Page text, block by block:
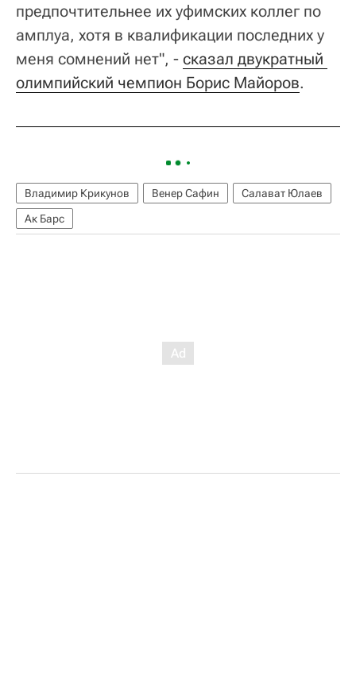
предпочтительнее их уфимских коллег по
амплуа, хотя в квалификации последних у
меня сомнений нет", - сказал двукратный
олимпийский чемпион Борис Майоров.
Владимир Крикунов Венер Сафин
Салават Юлаев
Ак Барс